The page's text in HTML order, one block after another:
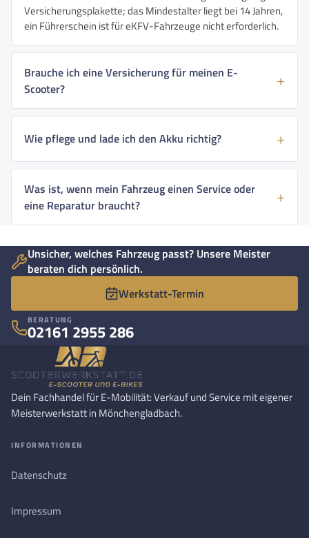
Versicherungsplakette; das Mindestalter liegt bei 14 Jahren,
ein Führerschein ist für eKFV-Fahrzeuge nicht erforderlich.
Brauche ich eine Versicherung für meinen E-
Scooter?
Wie pflege und lade ich den Akku richtig?
Was ist, wenn mein Fahrzeug einen Service oder
eine Reparatur braucht?
Unsicher, welches Fahrzeug passt? Unsere Meister
beraten dich persönlich.
Werkstatt-Termin
BERATUNG
02161 2955 286
Dein Fachhandel für E-Mobilität: Verkauf und Service mit eigener
Meisterwerkstatt in Mönchengladbach.
INFORMATIONEN
Datenschutz
Impressum